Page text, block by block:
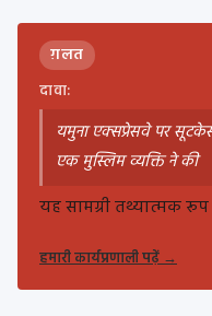
ग़लत
दावा:
यमुना एक्सप्रेसवे पर
एक मुस्लिम व्यक्ति ने की
यह सामग्री तथ्यात्मक
हमारी कार्यप्रणाली पढ़ें→